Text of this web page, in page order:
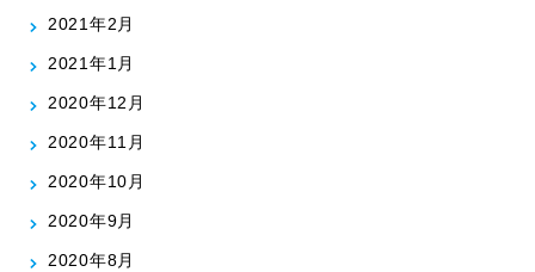
2021年2月
2021年1月
2020年12月
2020年11月
2020年10月
2020年9月
2020年8月